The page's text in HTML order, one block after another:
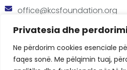
Privatesia dhe
Ne përdorim cookies esenciale
faqes sonë. Me pëlqimin tuaj,
office@kcsfoundation.org
Besa Imami, Lam A, H1, Kat.12,
Orari
8:00 AM - 4:00 PM